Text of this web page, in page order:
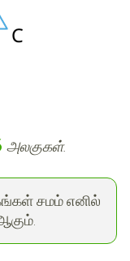
அலகுகள்.
சமம் எனில்